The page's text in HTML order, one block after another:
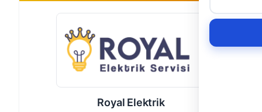
Royal Elektrik